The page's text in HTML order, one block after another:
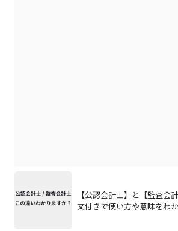
【公認会計士】と【監査会
文付きで使い方や意味をわ